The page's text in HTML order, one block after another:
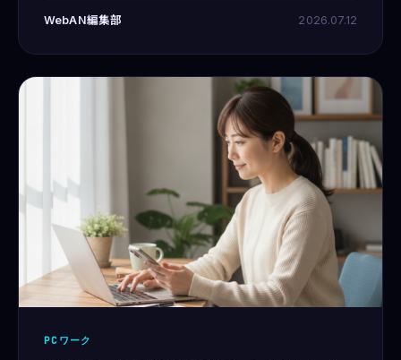
WebAN編集部 2026.07.12
PCワーク